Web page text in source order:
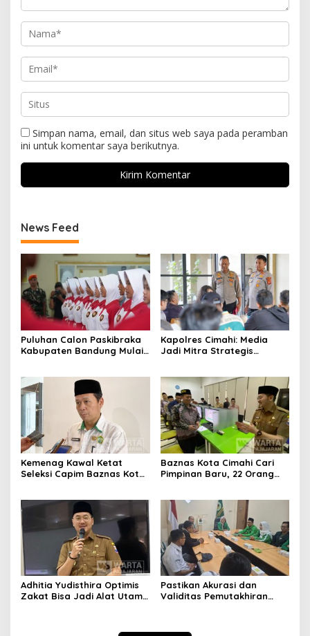
Simpan nama, email, dan situs web saya pada peramban
ini untuk komentar saya berikutnya.
News Feed
Puluhan Calon Paskibraka
Kabupaten Bandung Mulai
Kapolres Cimahi: Media
Jadi Mitra Strategis
Kemenag Kawal Ketat
Seleksi Capim Baznas Kota
Berintegritas
Baznas Kota Cimahi Cari
Pimpinan Baru, 22 Orang
Adhitia Yudisthira Optimis
Zakat Bisa Jadi Alat Utama
Pastikan Akurasi dan
Validitas Pemutakhiran
Pengawasan